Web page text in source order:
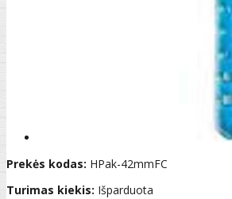
Prekės kodas: HPak-42mmFC
Turimas kiekis: Išparduota